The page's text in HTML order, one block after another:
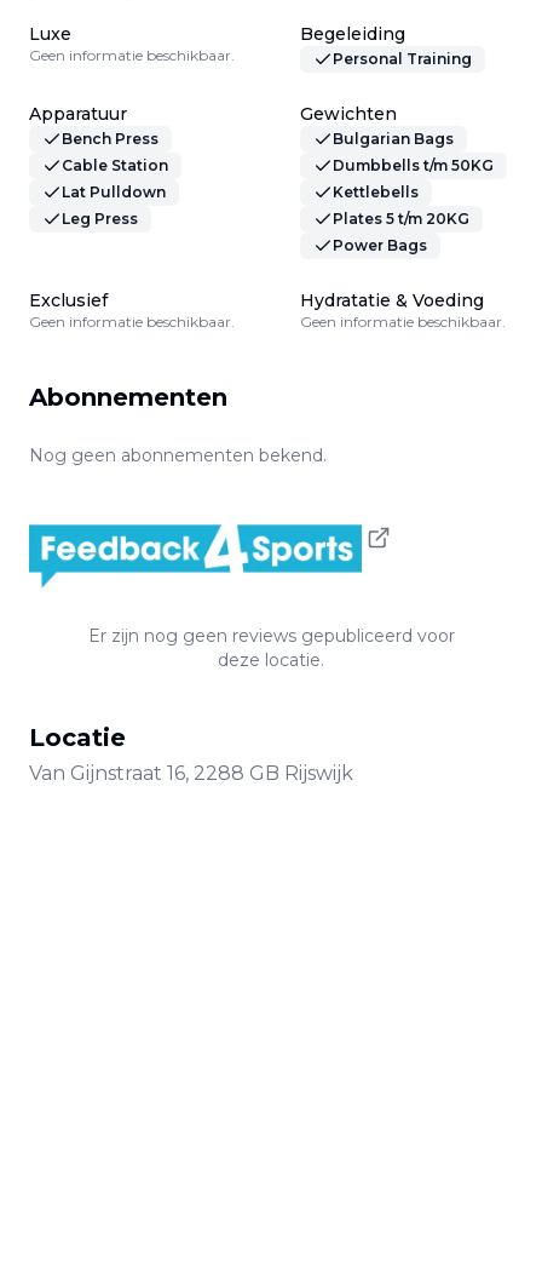
Luxe
Geen informatie beschikbaar.
Begeleiding
Personal Training
Apparatuur
Bench Press
Cable Station
Lat Pulldown
Leg Press
Gewichten
Bulgarian Bags
Dumbbells t/m 50KG
Kettlebells
Plates 5 t/m 20KG
Power Bags
Exclusief
Geen informatie beschikbaar.
Hydratatie & Voeding
Geen informatie beschikbaar.
Abonnementen
Nog geen abonnementen bekend.
Er zijn nog geen reviews gepubliceerd voor
deze locatie.
Locatie
Van Gijnstraat 16, 2288 GB Rijswijk